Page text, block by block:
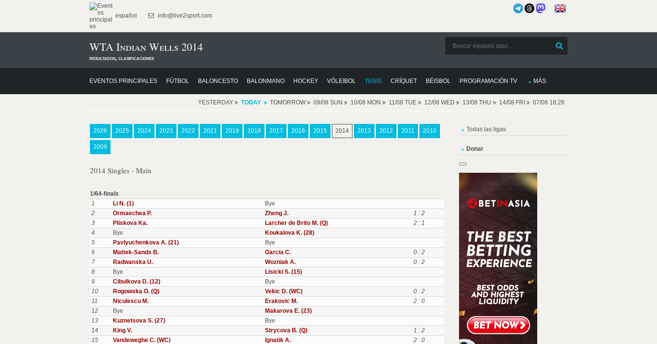
español info@live2sport.com
WTA Indian Wells 2014
resultados, clasificaciones
EVENTOS PRINCIPALES FÚTBOL BALONCESTO BALONMANO HOCKEY VÓLEIBOL TENIS CRÍQUET BÉISBOL PROGRAMACIÓN TV MÁS
YESTERDAY TODAY TOMORROW 09/08 SUN 10/08 MON 11/08 TUE 12/08 WED 13/08 THU 14/08 FRI 07/08 18:28
2026 2025 2024 2023 2022 2021 2019 2018 2017 2016 2015 2014 2013 2012 2011 2010
2009
2014 Singles - Main
1/64-finals
1
Li N. (1)
Bye
2
Ormaechea P. Zheng J.
1 : 2
3
Pliskova Ka. Larcher de Brito M. (Q)
2 : 1
4
Bye
Koukalova K. (28)
5
Pavlyuchenkova A. (21)
Bye
6
Mattek-Sands B. Garcia C.
0 : 2
7
Radwanska U. Wozniak A.
0 : 2
8
Bye
Lisicki S. (15)
9
Cibulkova D. (12)
Bye
10
Rogowska O. (Q) Vekic D. (WC)
0 : 2
11
Niculescu M. Erakovic M.
2 : 0
12
Bye
Makarova E. (23)
13
Kuznetsova S. (27)
Bye
14
King V. Strycova B. (Q)
1 : 2
15
Vandeweghe C. (WC) Ignatik A.
2 : 0
Todas las ligas
Donar